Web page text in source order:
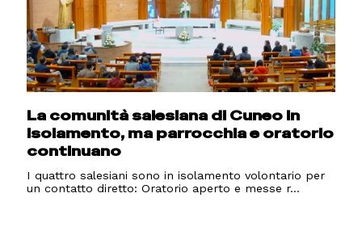
La comunità salesiana di Cuneo in
isolamento, ma parrocchia e oratorio
continuano
I quattro salesiani sono in isolamento volontario per
un contatto diretto: Oratorio aperto e messe r...